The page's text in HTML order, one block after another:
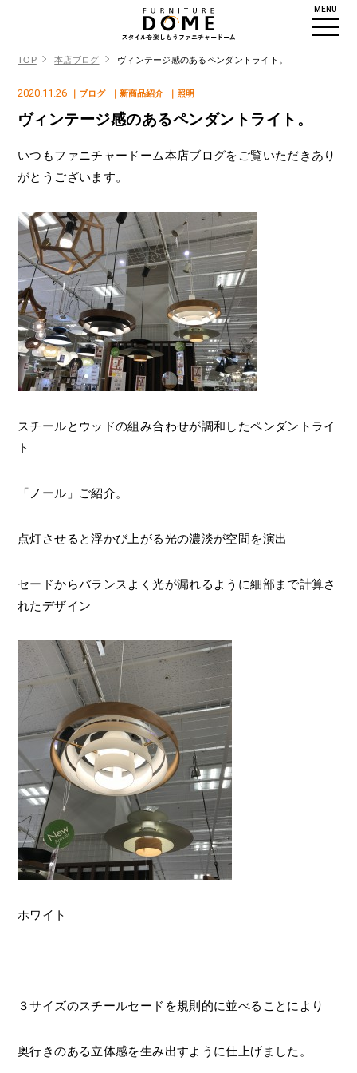
MENU
TOP 本店ブログ ヴィンテージ感のあるペンダントライト。
2020.11.26 ｜ブログ ｜新商品紹介 ｜照明
ヴィンテージ感のあるペンダントライト。
いつもファニチャードーム本店ブログをご覧いただきあり
がとうございます。
スチールとウッドの組み合わせが調和したペンダントライ
ト
「ノール」ご紹介。
点灯させると浮かび上がる光の濃淡が空間を演出
セードからバランスよく光が漏れるように細部まで計算さ
れたデザイン
ホワイト
３サイズのスチールセードを規則的に並べることにより
奥行きのある立体感を生み出すように仕上げました。